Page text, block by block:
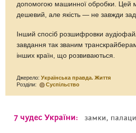
допомогою машинної обробки. Цей
дешевий, але якість — не завжди
Інший спосіб розшифровки
завдання так званим
інших країн, що розвиваються.
Джерело:Українська правда. Життя
Розділи:
Суспільство